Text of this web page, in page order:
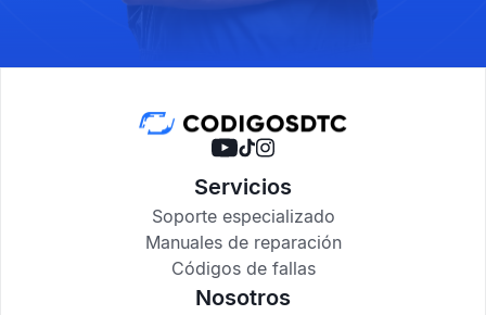
Servicios
Soporte especializado
Manuales de reparación
Códigos de fallas
Nosotros